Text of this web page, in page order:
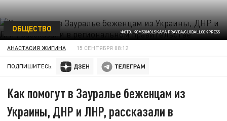
ФОТО: KOMSOMOLSKAYA PRAVDA/GLOBALLOOKPRESS
ОБЩЕСТВО
АНАСТАСИЯ ЖИГИНА 15 СЕНТЯБРЯ 08:12
ПОДПИШИТЕСЬ:
Как помогут в Зауралье беженцам из
Украины, ДНР и ЛНР, рассказали в